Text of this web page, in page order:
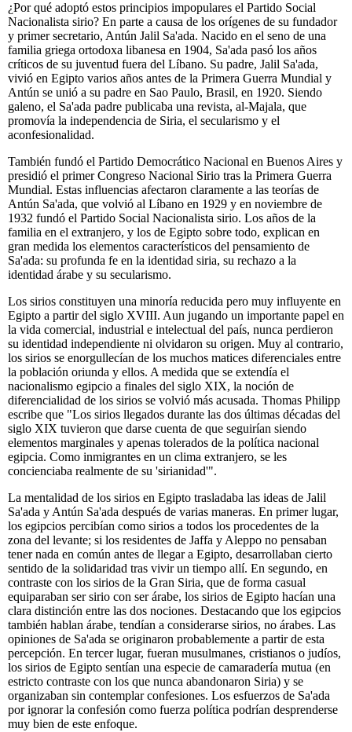
¿Por qué adoptó estos principios impopulares el Partido Social
Nacionalista sirio? En parte a causa de los orígenes de su fundador
y primer secretario, Antún Jalil Sa'ada. Nacido en el seno de una
familia griega ortodoxa libanesa en 1904, Sa'ada pasó los años
críticos de su juventud fuera del Líbano. Su padre, Jalil Sa'ada,
vivió en Egipto varios años antes de la Primera Guerra Mundial y
Antún se unió a su padre en Sao Paulo, Brasil, en 1920. Siendo
galeno, el Sa'ada padre publicaba una revista, al-Majala, que
promovía la independencia de Siria, el secularismo y el
aconfesionalidad.
También fundó el Partido Democrático Nacional en Buenos Aires y
presidió el primer Congreso Nacional Sirio tras la Primera Guerra
Mundial. Estas influencias afectaron claramente a las teorías de
Antún Sa'ada, que volvió al Líbano en 1929 y en noviembre de
1932 fundó el Partido Social Nacionalista sirio. Los años de la
familia en el extranjero, y los de Egipto sobre todo, explican en
gran medida los elementos característicos del pensamiento de
Sa'ada: su profunda fe en la identidad siria, su rechazo a la
identidad árabe y su secularismo.
Los sirios constituyen una minoría reducida pero muy influyente en
Egipto a partir del siglo XVIII. Aun jugando un importante papel en
la vida comercial, industrial e intelectual del país, nunca perdieron
su identidad independiente ni olvidaron su origen. Muy al contrario,
los sirios se enorgullecían de los muchos matices diferenciales entre
la población oriunda y ellos. A medida que se extendía el
nacionalismo egipcio a finales del siglo XIX, la noción de
diferencialidad de los sirios se volvió más acusada. Thomas Philipp
escribe que "Los sirios llegados durante las dos últimas décadas del
siglo XIX tuvieron que darse cuenta de que seguirían siendo
elementos marginales y apenas tolerados de la política nacional
egipcia. Como inmigrantes en un clima extranjero, se les
concienciaba realmente de su 'sirianidad'".
La mentalidad de los sirios en Egipto trasladaba las ideas de Jalil
Sa'ada y Antún Sa'ada después de varias maneras. En primer lugar,
los egipcios percibían como sirios a todos los procedentes de la
zona del levante; si los residentes de Jaffa y Aleppo no pensaban
tener nada en común antes de llegar a Egipto, desarrollaban cierto
sentido de la solidaridad tras vivir un tiempo allí. En segundo, en
contraste con los sirios de la Gran Siria, que de forma casual
equiparaban ser sirio con ser árabe, los sirios de Egipto hacían una
clara distinción entre las dos nociones. Destacando que los egipcios
también hablan árabe, tendían a considerarse sirios, no árabes. Las
opiniones de Sa'ada se originaron probablemente a partir de esta
percepción. En tercer lugar, fueran musulmanes, cristianos o judíos,
los sirios de Egipto sentían una especie de camaradería mutua (en
estricto contraste con los que nunca abandonaron Siria) y se
organizaban sin contemplar confesiones. Los esfuerzos de Sa'ada
por ignorar la confesión como fuerza política podrían desprenderse
muy bien de este enfoque.